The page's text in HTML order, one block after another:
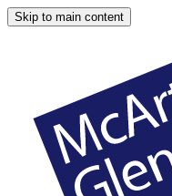
Skip to main content